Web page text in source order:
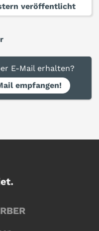
veröffentlicht
E-Mail erhalten?
empfangen!